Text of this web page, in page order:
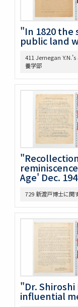
583 Neesima,
585 Nitobe
594 Peace
628 高木原稿・メ
636 高木原稿 米国
644 NRA関係資料
645 高木原稿とメ
646 高木原稿と
647 高木原稿
648 高木原稿 (奴隷
649 高木原稿、メ
650 高木原稿、メ
652 高木原稿
653 高木 講義原稿
657 高木論文原稿な
658 政治学研究会
659 Beard,
660 東京裁判 木戸
663 アメリカ研究
665 原典アメリカ史
669 日本文化関係
674 戦争犯罪関係
677 Foreign
678 Farrand著「
682 Rockefeller
"In 1820 the
public land
411 Jernegan
養学部
Age' Dec.
729 新渡戸博士に関
"Dr.
influential